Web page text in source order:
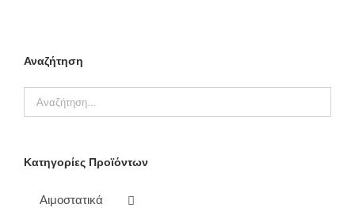
Αναζήτηση
Κατηγορίες Προϊόντων
Αιμοστατικά